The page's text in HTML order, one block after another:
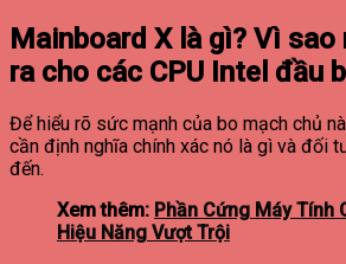
Mainboard X là gì? Vì
ra cho các CPU Intel đầu
Để hiểu rõ sức mạnh của bo mạch chủ
cần định nghĩa chính xác nó là gì và đối
đến.
Xem thêm: Phần Cứng Máy Tính
Hiệu Năng Vượt Trội